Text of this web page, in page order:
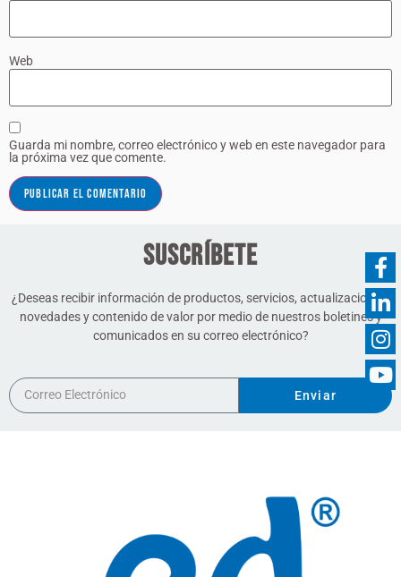
Web
Guarda mi nombre, correo electrónico y web en este navegador para
la próxima vez que comente.
Suscríbete
¿Deseas recibir información de productos, servicios, actualizaciones,
novedades y contenido de valor por medio de nuestros boletines y
comunicados en su correo electrónico?
Enviar